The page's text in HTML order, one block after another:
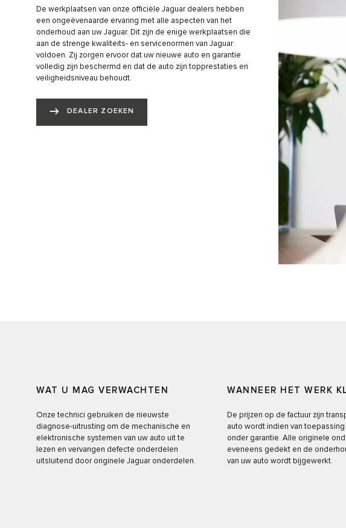
De werkplaatsen van onze officiële Jaguar dealers hebben
een ongeëvenaarde ervaring met alle aspecten van het
onderhoud aan uw Jaguar. Dit zijn de enige werkplaatsen die
aan de strenge kwaliteits- en servicenormen van Jaguar
voldoen. Zij zorgen ervoor dat uw nieuwe auto en garantie
volledig zijn beschermd en dat de auto zijn topprestaties en
veiligheidsniveau behoudt.
DEALER ZOEKEN
WAT U MAG VERWACHTEN
Onze technici gebruiken de nieuwste
diagnose-uitrusting om de mechanische en
elektronische systemen van uw auto uit te
lezen en vervangen defecte onderdelen
uitsluitend door originele Jaguar onderdelen.
WANNEER HET WERK
De prijzen op de factuur zijn
auto wordt indien van
onder garantie. Alle originele
eveneens gedekt en de
van uw auto wordt bijgewerkt.